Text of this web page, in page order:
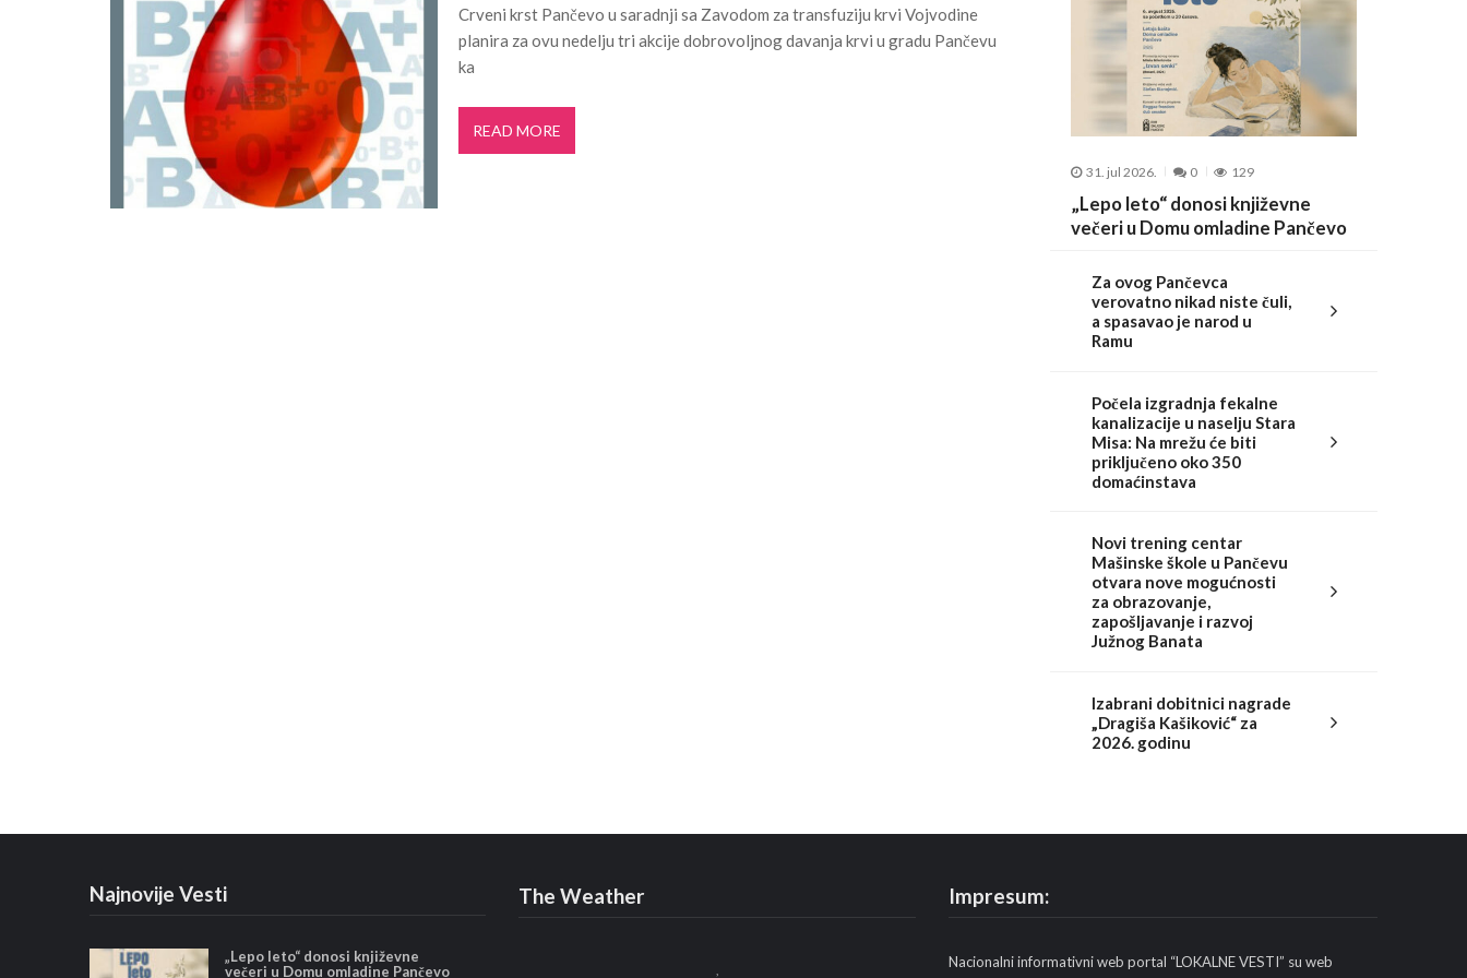
Projekat „Mistični Dunav“ razvija održivi turizam kroz prirodno i kulturno nasle... 27. APRIL 2026.
Pančevo: Počela rekonstrukcija kanalizacije u Ulici Dragutina Ilkića Birte kod v...
Crepaja: 30. „Crepajački fijaker“ okupiće 13. aprila ljubitelje tradicije i lipi...
„Lepo leto“ donosi književne večeri u Domu omladine Pančevo
Za ovog Pančevca verovatno nikad niste čuli, a spasavao je narod u Ramu
Počela izgradnja fekalne kanalizacije u naselju Stara Misa: Na mrežu će biti pri...
Crveni krst Pančevo u saradnji sa Zavodom za transfuziju krvi Vojvodine
planira za ovu nedelju tri akcije dobrovoljnog davanja krvi u gradu Pančevu
ka
READ MORE
31. jul 2026. 0 129
„Lepo leto“ donosi književne
večeri u Domu omladine Pančevo
Za ovog Pančevca
verovatno nikad niste čuli,
a spasavao je narod u
Ramu
Počela izgradnja fekalne
kanalizacije u naselju Stara
Misa: Na mrežu će biti
priključeno oko 350
domaćinstava
Novi trening centar
Mašinske škole u Pančevu
otvara nove mogućnosti
za obrazovanje,
zapošljavanje i razvoj
Južnog Banata
Izabrani dobitnici nagrade
„Dragiša Kašiković“ za
2026. godinu
Najnovije Vesti
„Lepo leto“ donosi književne
večeri u Domu omladine Pančevo
The Weather Impresum:
Nacionalni informativni web portal “LOKALNE VESTI” su web